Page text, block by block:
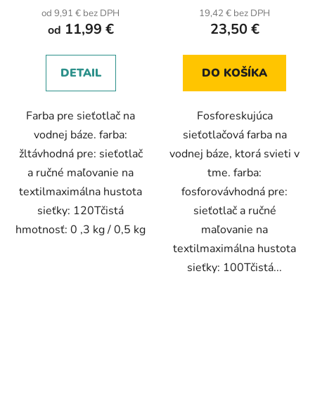
od 9,91 € bez DPH
od 11,99 €
DETAIL
Farba pre sieťotlač na
vodnej báze. farba:
žltávhodná pre: sieťotlač
a ručné maľovanie na
textilmaximálna hustota
sieťky: 120Tčistá
hmotnosť: 0 ,3 kg / 0,5 kg
19,42 € bez DPH
23,50 €
DO KOŠÍKA
Fosforeskujúca
sieťotlačová farba na
vodnej báze, ktorá svieti v
tme. farba:
fosforovávhodná pre:
sieťotlač a ručné
maľovanie na
textilmaximálna hustota
sieťky: 100Tčistá...